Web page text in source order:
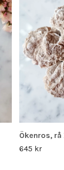
Ökenros, rå
645 kr